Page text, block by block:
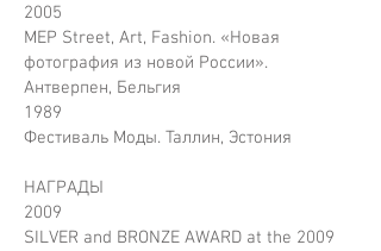
2005
MEP Street, Art, Fashion. «Новая
фотография из новой России».
Антверпен, Бельгия
1989
Фестиваль Моды. Таллин, Эстония
НАГРАДЫ
2009
SILVER and BRONZE AWARD at the 2009